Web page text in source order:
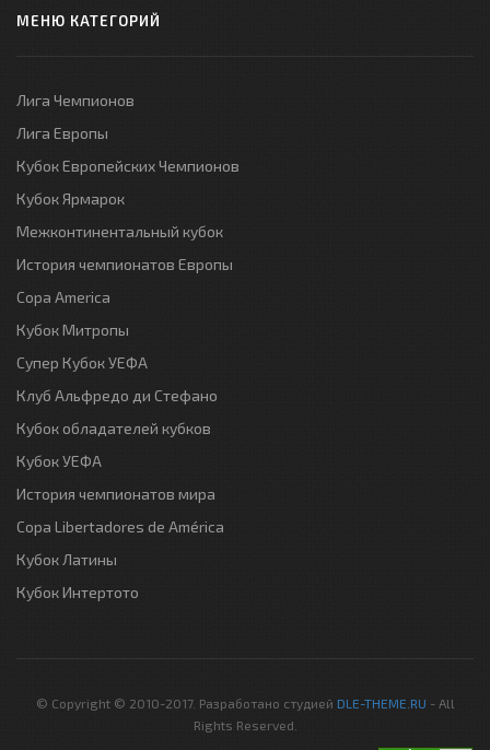
МЕНЮ КАТЕГОРИЙ
Лига Чемпионов
Лига Европы
Кубок Европейских Чемпионов
Кубок Ярмарок
Межконтинентальный кубок
История чемпионатов Европы
Copa America
Кубок Митропы
Супер Кубок УЕФА
Клуб Альфредо ди Стефано
Кубок обладателей кубков
Кубок УЕФА
История чемпионатов мира
Copa Libertadores de América
Кубок Латины
Кубок Интертото
© Copyright © 2010-2017. Разработано студией DLE-THEME.RU - All
Rights Reserved.